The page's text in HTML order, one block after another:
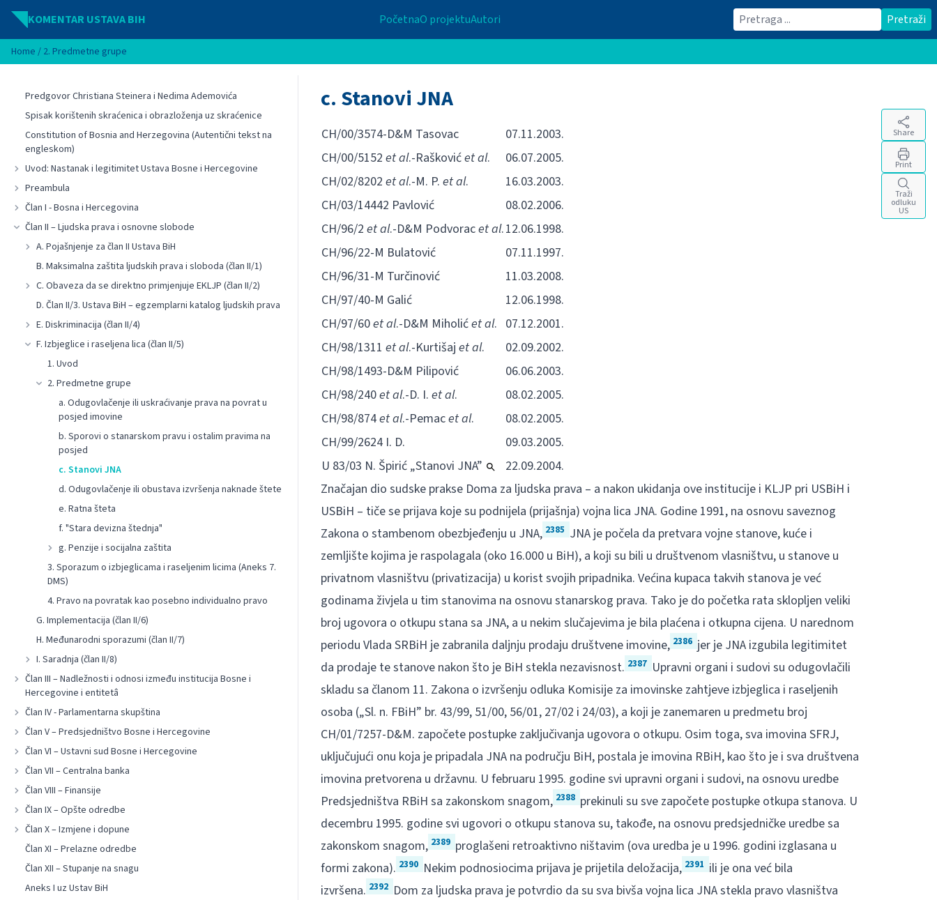
Idi na sadržaj
KOMENTAR USTAVA BIH PočetnaO projektuAutori Traži Pretraži
Home / 2. Predmetne grupe
Predgovor Christiana Steinera i Nedima Ademovića
Spisak korištenih skraćenica i obrazloženja uz skraćenice
Constitution of Bosnia and Herzegovina (Autentični tekst na
engleskom)
Uvod: Nastanak i legitimitet Ustava Bosne i Hercegovine
Preambula
Član I - Bosna i Hercegovina
Član II – Ljudska prava i osnovne slobode
A. Pojašnjenje za član II Ustava BiH
B. Maksimalna zaštita ljudskih prava i sloboda (član II/1)
C. Obaveza da se direktno primjenjuje EKLJP (član II/2)
D. Član II/3. Ustava BiH – egzemplarni katalog ljudskih prava
E. Diskriminacija (član II/4)
F. Izbjeglice i raseljena lica (član II/5)
1. Uvod
2. Predmetne grupe
a. Odugovlačenje ili uskraćivanje prava na povrat u
posjed imovine
b. Sporovi o stanarskom pravu i ostalim pravima na
posjed
c. Stanovi JNA
d. Odugovlačenje ili obustava izvršenja naknade štete
e. Ratna šteta
f. "Stara devizna štednja"
g. Penzije i socijalna zaštita
3. Sporazum o izbjeglicama i raseljenim licima (Aneks 7.
DMS)
4. Pravo na povratak kao posebno individualno pravo
G. Implementacija (član II/6)
H. Međunarodni sporazumi (član II/7)
I. Saradnja (član II/8)
Član III – Nadležnosti i odnosi između institucija Bosne i
Hercegovine i entitetâ
Član IV - Parlamentarna skupština
Član V – Predsjedništvo Bosne i Hercegovine
Član VI – Ustavni sud Bosne i Hercegovine
Član VII – Centralna banka
Član VIII – Finansije
Član IX – Opšte odredbe
Član X – Izmjene i dopune
Član XI – Prelazne odredbe
Član XII – Stupanje na snagu
Aneks I uz Ustav BiH
c. Stanovi JNA
CH/00/3574-D&M Tasovac
07.11.2003.
CH/00/5152 et al.-Raškovićet al.
06.07.2005.
CH/02/8202 et al.-M. P. et al.
16.03.2003.
CH/03/14442 Pavlović
08.02.2006.
CH/96/2 et al.-D&M Podvoracet al.12.06.1998.
CH/96/22-M Bulatović
07.11.1997.
CH/96/31-M Turčinović
11.03.2008.
CH/97/40-M Galić
12.06.1998.
CH/97/60et al.-D&M Miholićet al. 07.12.2001.
CH/98/1311 et al.-Kurtišaj et al.
02.09.2002.
CH/98/1493-D&M Pilipović
06.06.2003.
CH/98/240et al.-D. I. et al.
08.02.2005.
CH/98/874et al.-Pemacet al.
08.02.2005.
CH/99/2624 I. D.
09.03.2005.
U 83/03 N. Špirić „Stanovi JNA”
22.09.2004.
Značajan dio sudske prakse Doma za ljudska prava – a nakon ukidanja ove institucije i KLJP pri USBiH i
USBiH – tiče se prijava koje su podnijela (prijašnja) vojna lica JNA. Godine 1991, na osnovu saveznog
Zakona o stambenom obezbjeđenju u JNA, 2385 JNA je počela da pretvara vojne stanove, kuće i
zemljište kojima je raspolagala (oko 16.000 u BiH), a koji su bili u društvenom vlasništvu, u stanove u
privatnom vlasništvu (privatizacija) u korist svojih pripadnika. Većina kupaca takvih stanova je već
godinama živjela u tim stanovima na osnovu stanarskog prava. Tako je do početka rata sklopljen veliki
broj ugovora o otkupu stana sa JNA, a u nekim slučajevima je bila plaćena i otkupna cijena. U narednom
periodu Vlada SRBiH je zabranila daljnju prodaju društvene imovine, 2386 jer je JNA izgubila legitimitet
da prodaje te stanove nakon što je BiH stekla nezavisnost. 2387 Upravni organi i sudovi su odugovlačili
skladu sa članom 11. Zakona o izvršenju odluka Komisije za imovinske zahtjeve izbjeglica i raseljenih
osoba („Sl. n. FBiH” br. 43/99, 51/00, 56/01, 27/02 i 24/03), a koji je zanemaren u predmetu broj
CH/01/7257-D&M. započete postupke zaključivanja ugovora o otkupu. Osim toga, sva imovina SFRJ,
uključujući onu koja je pripadala JNA na području BiH, postala je imovina RBiH, kao što je i sva društvena
imovina pretvorena u državnu. U februaru 1995. godine svi upravni organi i sudovi, na osnovu uredbe
Predsjedništva RBiH sa zakonskom snagom, 2388 prekinuli su sve započete postupke otkupa stanova. U
decembru 1995. godine svi ugovori o otkupu stanova su, takođe, na osnovu predsjedničke uredbe sa
zakonskom snagom, 2389 proglašeni retroaktivno ništavim (ova uredba je u 1996. godini izglasana u
formi zakona). 2390 Nekim podnosiocima prijava je prijetila deložacija, 2391 ili je ona već bila
izvršena. 2392 Dom za ljudska prava je potvrdio da su sva bivša vojna lica JNA stekla pravo vlasništva
Share
Print
Traži
odluku
US